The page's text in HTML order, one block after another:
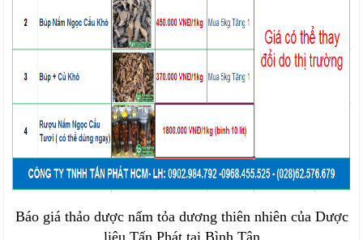
Báo giá thảo dược nấm tỏa dương thiên nhiên của Dược
liệu Tấn Phát tại Bình Tân